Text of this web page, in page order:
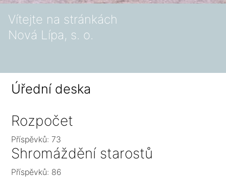
Vítejte na stránkách
Nová Lípa, s. o.
Úřední deska
Rozpočet
Příspěvků: 73
Shromáždění starostů
Příspěvků: 86